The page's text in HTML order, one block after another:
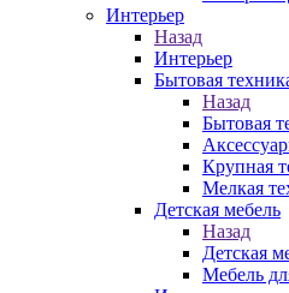
Интерьер
Назад
Интерьер
Бытовая
Назад
Бытовая
Крупная
Мелкая
Детская мебель
Назад
Детская
Мебель